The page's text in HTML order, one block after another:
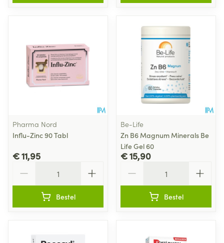
Pharma Nord
Influ-Zinc 90 Tabl
€ 11,95
Bestel
Be-Life
Zn B6 Magnum Minerals Be
Life Gel 60
€ 15,90
Bestel